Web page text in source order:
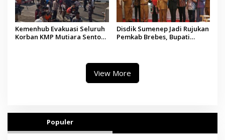
Kemenhub Evakuasi Seluruh
Korban KMP Mutiara Sentosa
Disdik Sumenep Jadi Rujukan
Pemkab Brebes, Bupati
View More
Populer